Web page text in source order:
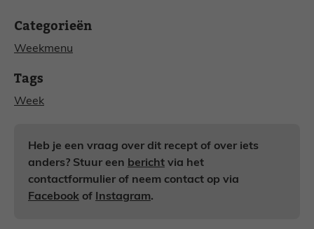
Categorieën
Weekmenu
Tags
Week
Heb je een vraag over dit recept of over iets
anders? Stuur een bericht via het
contactformulier of neem contact op via
Facebook of Instagram.